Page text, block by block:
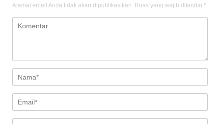
Alamat email Anda tidak akan dipublikasikan. Ruas yang wajib ditandai *